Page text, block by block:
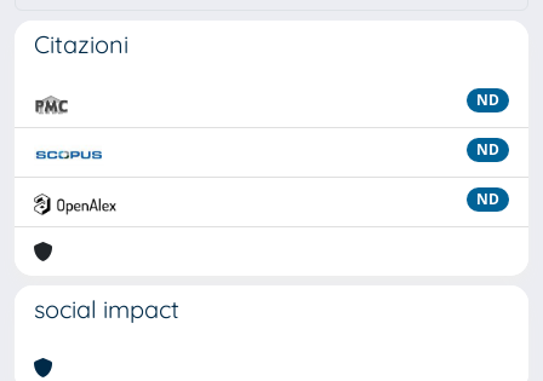
Citazioni
ND
ND
ND
social impact